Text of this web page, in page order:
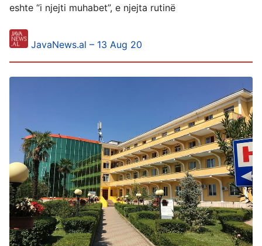
eshte “i njejti muhabet”, e njejta rutinë
JavaNews.al – 13 Aug 20